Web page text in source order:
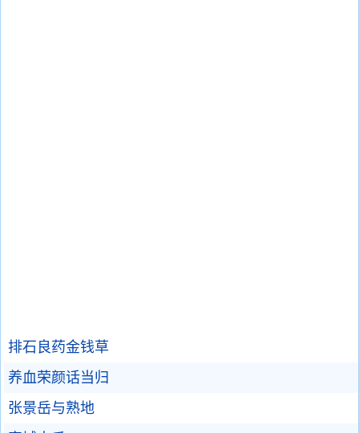
排石良药金钱草
养血荣颜话当归
张景岳与熟地